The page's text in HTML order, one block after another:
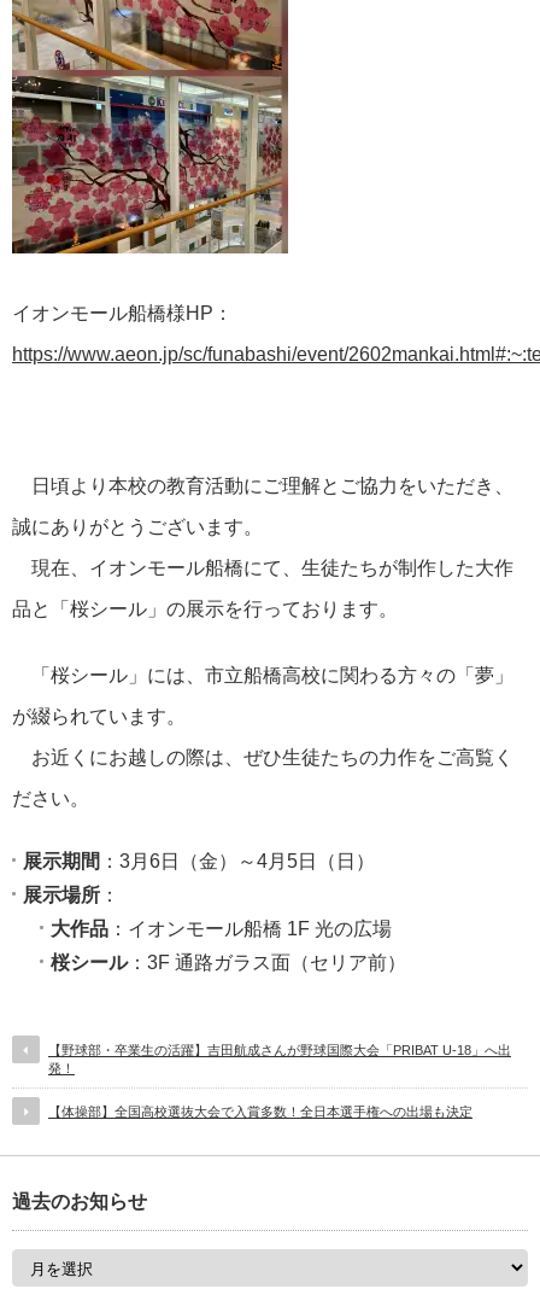
イオンモール船橋様HP：
https://www.aeon.jp/sc/funabashi/event/
日頃より本校の教育活動にご理解とご協力をいただき、
誠にありがとうございます。
現在、イオンモール船橋にて、生徒たちが制作した大作
品と「桜シール」の展示を行っております。
「桜シール」には、市立船橋高校に関わる方々の「夢」
が綴られています。
お近くにお越しの際は、ぜひ生徒たちの力作をご高覧く
ださい。
展示期間 ：3月6日（金）～4月5日（日）
展示場所 ：
大作品 ：イオンモール船橋 1F 光の広場
桜シール：3F 通路ガラス面（セリア前）
【野球部・卒業生の活躍】吉田航成さんが野球国際大会「PRIBAT U-18」へ出
発！
【体操部】全国高校選抜大会で入賞多数！全日本選手権への出場も決定
過去のお知らせ